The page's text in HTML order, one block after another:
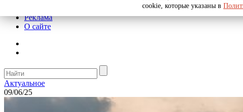
Реклама
О сайте
Актуальное
09/06/25
cookie, которые указаны в